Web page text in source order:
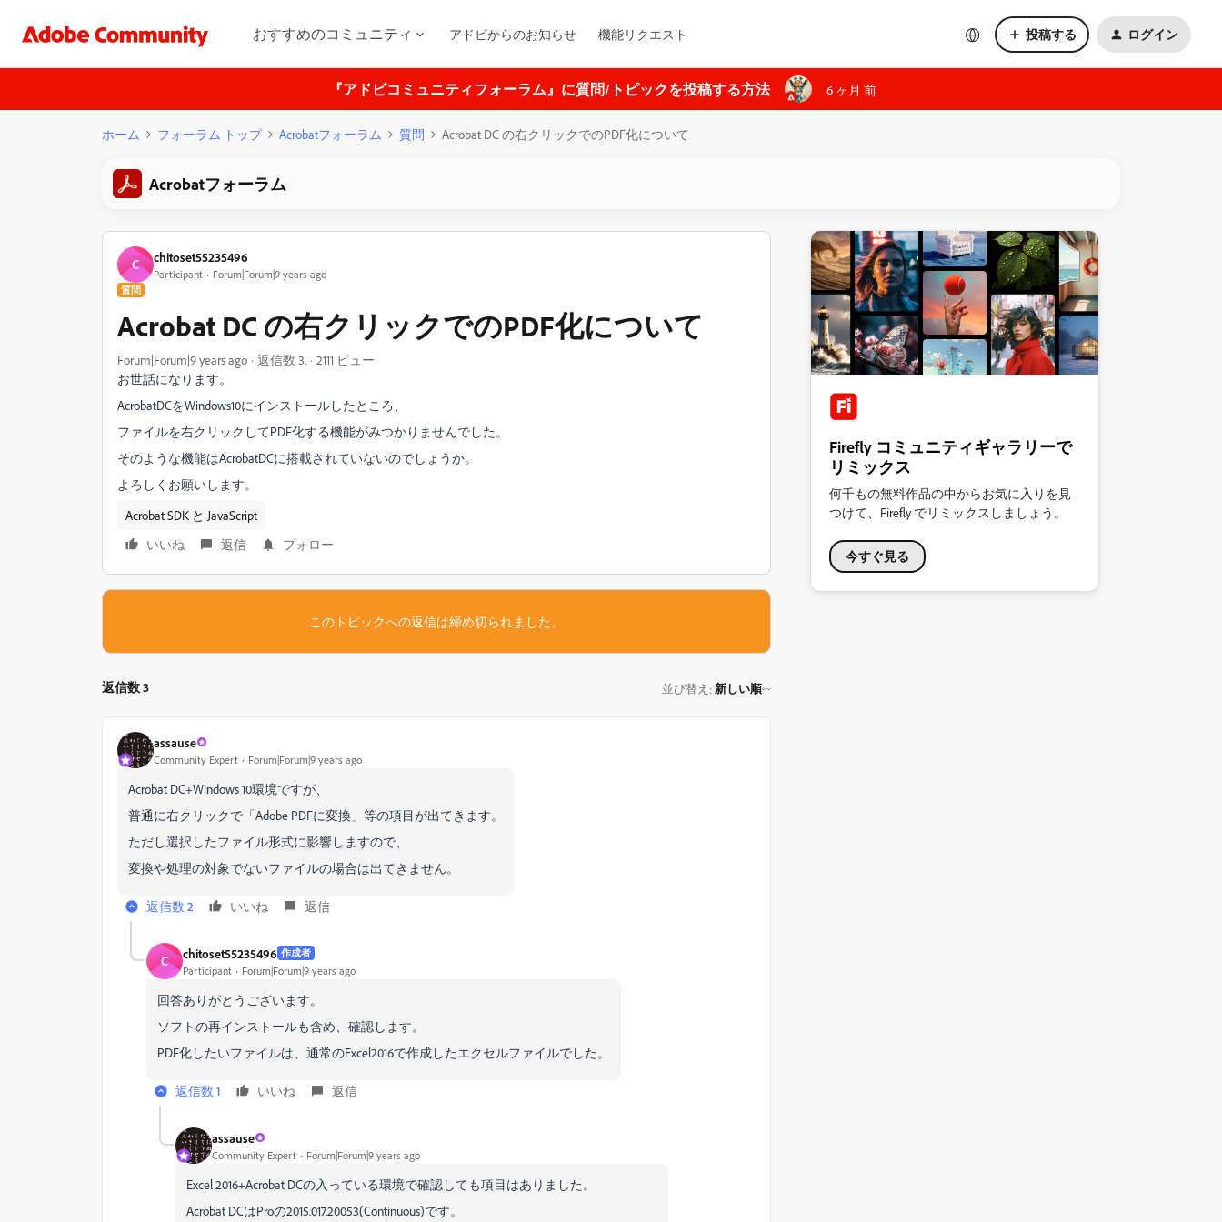
おすすめのコミュニティ アドビからのお知らせ 機能リクエスト 投稿する ログイン
『アドビコミュニティフォーラム』に質問/トピックを投稿する方法 6 ヶ月 前
ホーム フォーラム トップ Acrobatフォーラム 質問 Acrobat DC の右クリックでのPDF化について
Acrobatフォーラム
C chitoset55235496
Participant Forum|Forum|9 years ago
質問
Acrobat DC の右クリックでのPDF化について
Forum|Forum|9 years ago 返信数 3.
2111 ビュー
お世話になります。
AcrobatDCをWindows10にインストールしたところ、
ファイルを右クリックしてPDF化する機能がみつかりませんでした。
そのような機能はAcrobatDCに搭載されていないのでしょうか。
よろしくお願いします。
Acrobat SDK と JavaScript
いいね
返信 フォロー
このトピックへの返信は締め切られました。
返信数 3 並び替え : 新しい順
assause
Community Expert Forum|Forum|9 years ago
Acrobat DC+Windows 10環境ですが、
普通に右クリックで「Adobe PDFに変換」等の項目が出てきます。
ただし選択したファイル形式に影響しますので、
変換や処理の対象でないファイルの場合は出てきません。
返信数 2 いいね 返信
C chitoset55235496 作成者
Participant Forum|Forum|9 years ago
回答ありがとうございます。
ソフトの再インストールも含め、確認します。
PDF化したいファイルは、通常のExcel2016で作成したエクセルファイルでした。
返信数 1 いいね 返信
assause
Community Expert Forum|Forum|9 years ago
Excel 2016+Acrobat DCの入っている環境で確認しても項目はありました。
Acrobat DCはProの2015.017.20053(Continuous)です。
Firefly コミュニティギャラリーで
リミックス
何千もの無料作品の中からお気に入りを見
つけて、Firefly でリミックスしましょう。
今すぐ見る